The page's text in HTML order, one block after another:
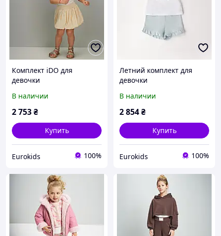
Комплект iDO для
девочки
В наличии
2 753₴
Купить
Eurokids 100%
Летний комплект для
девочки
В наличии
2 854₴
Купить
Eurokids 100%